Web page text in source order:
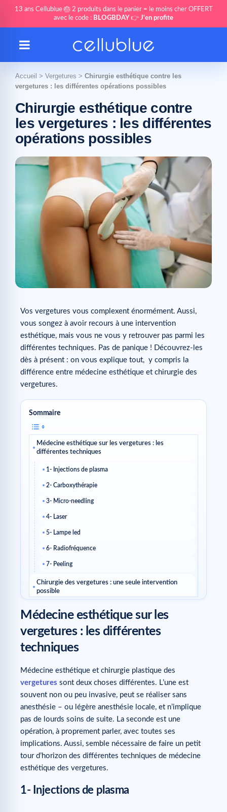
13 ans Cellublue 🎂 2 produits dans le panier = le moins cher OFFERT
avec le code : BLOGBDAY 👉 J'en profite
Accueil > Vergetures > Chirurgie esthétique contre les
vergetures : les différentes opérations possibles
Chirurgie esthétique contre
les vergetures : les différentes
opérations possibles
Vos vergetures vous complexent énormément. Aussi,
vous songez à avoir recours à une intervention
esthétique, mais vous ne vous y retrouver pas parmi les
différentes techniques. Pas de panique ! Découvrez-les
dès à présent : on vous explique tout, y compris la
différence entre médecine esthétique et chirurgie des
vergetures.
Sommaire
Médecine esthétique sur les vergetures : les
différentes techniques
1- Injections de plasma
2- Carboxythérapie
3- Micro-needling
4- Laser
5- Lampe led
6- Radiofréquence
7- Peeling
Chirurgie des vergetures : une seule intervention
possible
Médecine esthétique sur les
vergetures : les différentes
techniques
Médecine esthétique et chirurgie plastique des
vergetures sont deux choses différentes. L’une est
souvent non ou peu invasive, peut se réaliser sans
anesthésie – ou légère anesthésie locale, et n’implique
pas de lourds soins de suite. La seconde est une
opération, à proprement parler, avec toutes ses
implications. Aussi, semble nécessaire de faire un petit
tour d’horizon des différentes techniques de médecine
esthétique des vergetures.
1- Injections de plasma